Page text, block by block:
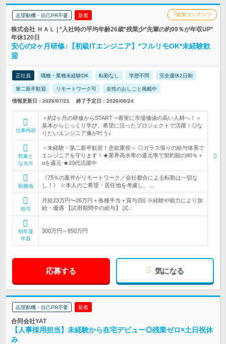
志望動機・自己PR不要 新着 追加コンテンツ
株式会社 ＨＡＬ | *入社時の平均年齢26歳*残業少*先輩の約99％が年収UP*
年休120日
安心の2ヶ月研修♪【初級ITエンジニア】*フルリモOK*未経験歓
迎
正社員 職種・業種未経験OK 転勤なし 学歴不問 完全週休2日制
第二新卒歓迎 リモートワーク可 女性のおしごと掲載中
情報更新日：2026/07/21 終了予定日：2026/08/24
仕事内容
＜約2ヶ月の研修からSTART⇒着実に市場価値の高い人材へ！＞
基本からじっくり学び、希望に沿ったプロジェクトで活躍！◎な
りたいエンジニア像が叶う♪
対象と
なる方
＜未経験・第二新卒歓迎！意欲重視＞ ◎ガラス張りの給与体系で
エンジニアを守ります！★業界高水準の還元率で契約額の80％＋
αを還元 ★20代活躍中
勤務地
《75％の案件がリモートワーク／会社都合による転勤は一切な
し！》 ☆本人のご希望・居住地を考慮し、…
給与
月給23万円〜26万円＋各種手当＋賞与2回 ※経験や能力により加
給・優遇 【試用期間中の給与】 試…
初年度
年収
300万円～850万円
応募する 気になる
志望動機・自己PR不要 新着
合同会社YAT
【人事採用担当】未経験から在宅デビュー◎残業ゼロ×土日祝休
み